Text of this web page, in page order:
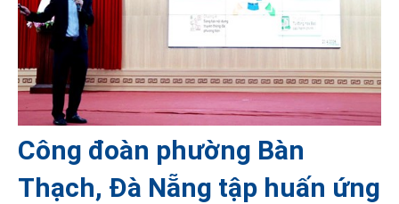
Công đoàn phường Bàn
Thạch, Đà Nẵng tập huấn ứng